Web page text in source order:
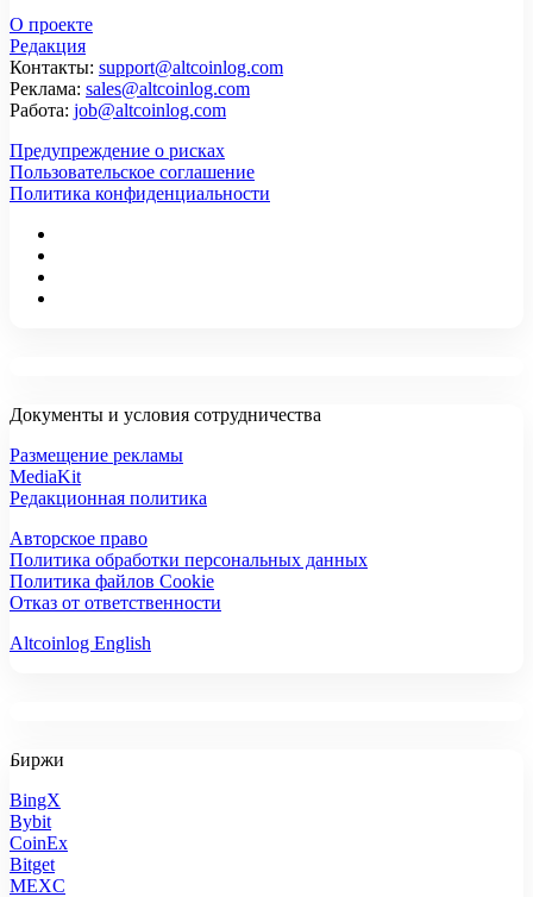
О проекте
Редакция
Контакты: support@altcoinlog.com
Реклама: sales@altcoinlog.com
Работа: job@altcoinlog.com
Предупреждение о рисках
Пользовательское соглашение
Политика конфиденциальности
Документы и условия сотрудничества
Размещение рекламы
MediaKit
Редакционная политика
Авторское право
Политика обработки персональных данных
Политика файлов Cookie
Отказ от ответственности
Altcoinlog English
Биржи
BingX
Bybit
CoinEx
Bitget
MEXC